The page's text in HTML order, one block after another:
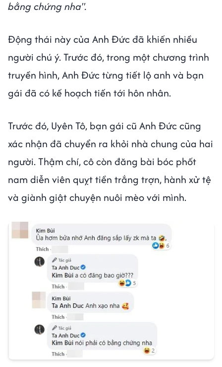
bằng chứng nha".
Động thái này của Anh Đức đã khiến nhiều
người chú ý. Trước đó, trong một chương trình
truyền hình, Anh Đức từng tiết lộ anh và bạn
gái đã có kế hoạch tiến tới hôn nhân.
Trước đó, Uyên Tô, bạn gái cũ Anh Đức cũng
xác nhận đã chuyển ra khỏi nhà chung của hai
người. Thậm chí, cô còn đăng bài bóc phốt
nam diễn viên quỵt tiền trắng trợn, hành xử tệ
và giành giật chuyện nuôi mèo với mình.